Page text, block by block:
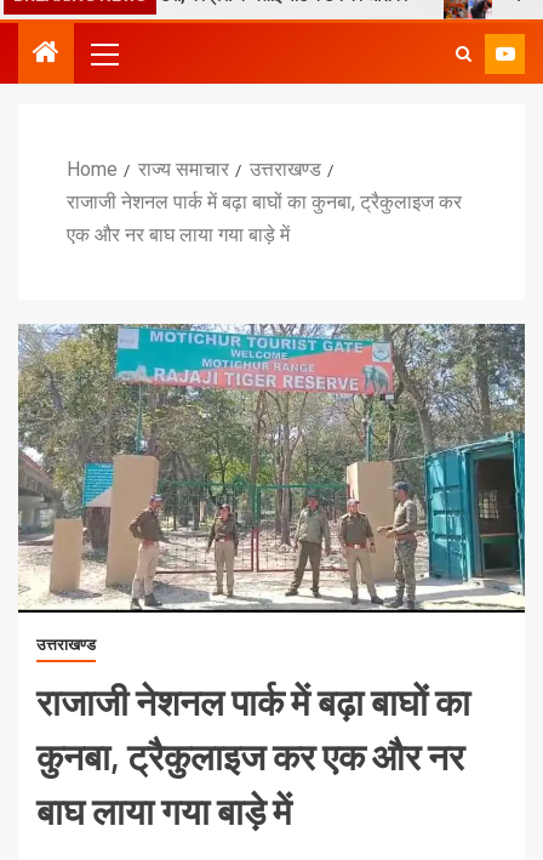
Home राज्य समाचार
उत्तराखण्ड
राजाजी नेशनल पार्क में बढ़ा बाघों का कुनबा, ट्रैकुलाइज कर
एक और नर बाघ लाया गया बाड़े में
उत्तराखण्ड
राजाजी नेशनल पार्क में बढ़ा बाघों का
कुनबा, ट्रैकुलाइज कर एक और नर
बाघ लाया गया बाड़े में